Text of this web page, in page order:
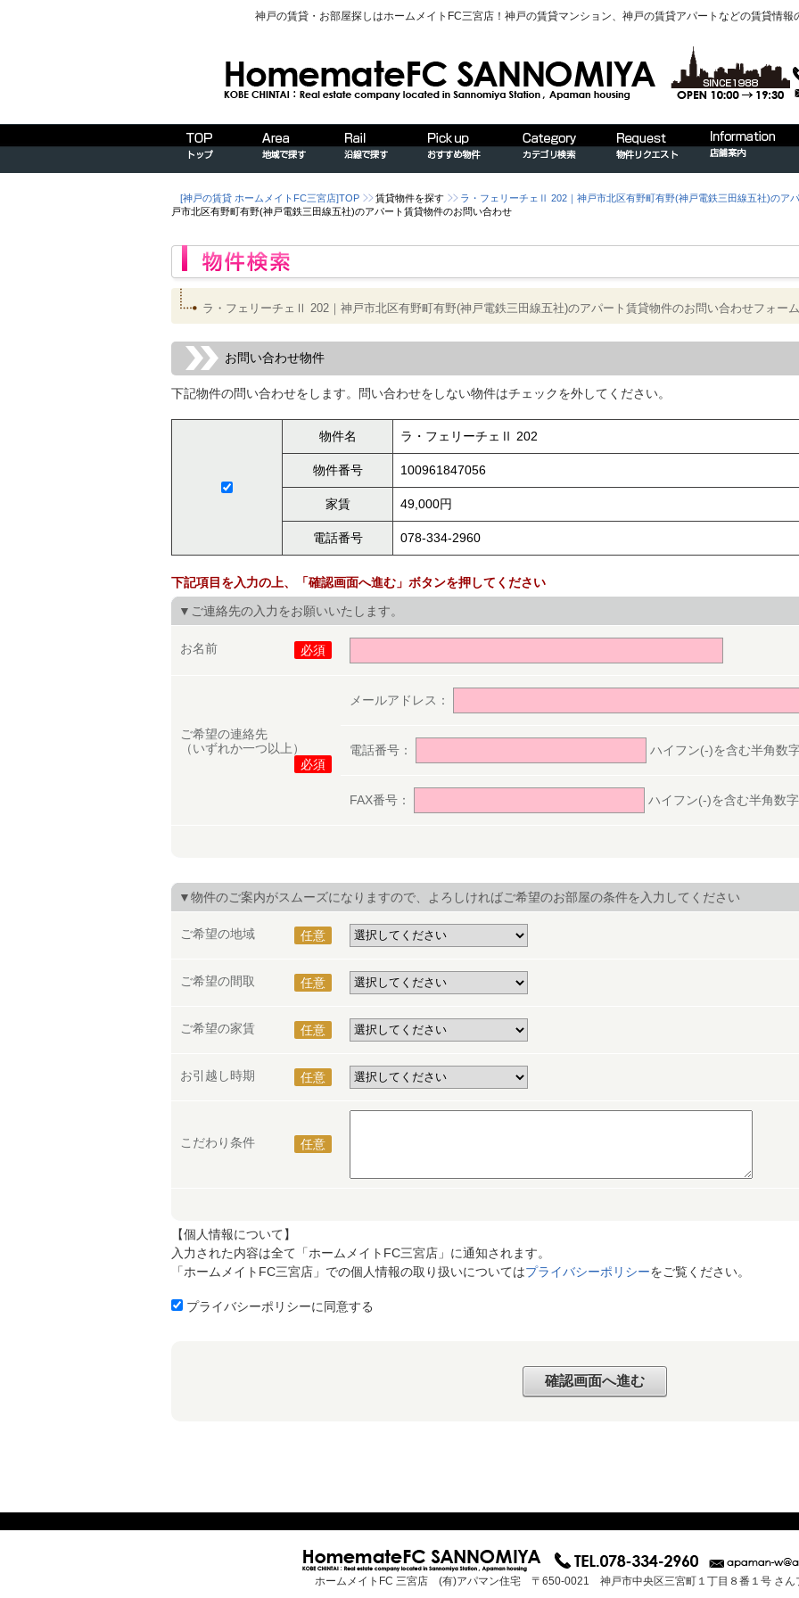
神戸の賃貸・お部屋探しはホームメイトFC三宮店！神戸の賃貸マンション、神戸の賃貸アパートなどの賃貸情報
[神戸の賃貸 ホームメイトFC三宮店]TOP 賃貸物件を探す ラ・フェリーチェⅡ 202｜神戸市北区有野町有野(神戸電鉄三田線五社)のア
戸市北区有野町有野(神戸電鉄三田線五社)のアパート賃貸物件のお問い合わせ
ラ・フェリーチェⅡ 202｜神戸市北区有野町有野(神戸電鉄三田線五社)のアパート賃貸物件のお問い合わせフォーム
お問い合わせ物件
下記物件の問い合わせをします。問い合わせをしない物件はチェックを外してください。
物件名 ラ・フェリーチェⅡ 202
物件番号 100961847056
家賃 49,000円
電話番号 078-334-2960
下記項目を入力の上、「確認画面へ進む」ボタンを押してください
▼ご連絡先の入力をお願いいたします。
お名前 必須
ご希望の連絡先
（いずれか一つ以上）
必須
メールアドレス：
電話番号： ハイフン(-)を含む半角数
FAX番号： ハイフン(-)を含む半角数
▼物件のご案内がスムーズになりますので、よろしければご希望のお部屋の条件を入力してください
ご希望の地域 任意
ご希望の間取 任意
ご希望の家賃 任意
お引越し時期 任意
こだわり条件 任意
【個人情報について】
入力された内容は全て「ホームメイトFC三宮店」に通知されます。
「ホームメイトFC三宮店」での個人情報の取り扱いについてはプライバシーポリシーをご覧ください。
プライバシーポリシーに同意する
ホームメイトFC 三宮店 (有)アパマン住宅 〒650-0021 神戸市中央区三宮町１丁目８番１号 さん